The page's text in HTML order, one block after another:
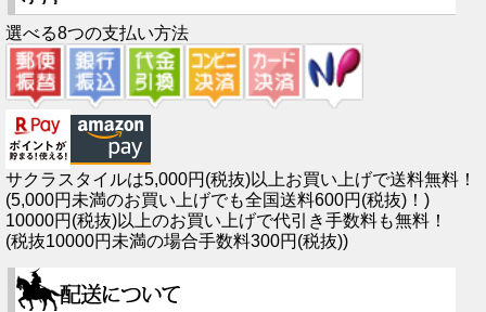
選べる8つの支払い方法
サクラスタイルは5,000円(税抜)以上お買い上げで送料無料！
(5,000円未満のお買い上げでも全国送料600円(税抜)！)
10000円(税抜)以上のお買い上げで代引き手数料も無料！
(税抜10000円未満の場合手数料300円(税抜))